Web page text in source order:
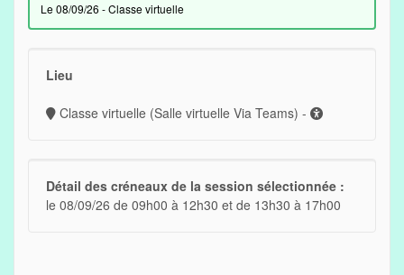
le 08/09/26 - Classe virtuelle
Lieu
Classe virtuelle (Salle virtuelle Via Teams) -
Détail des créneaux de la session sélectionnée :
le 08/09/26 de 09h00 à 12h30 et de 13h30 à 17h00